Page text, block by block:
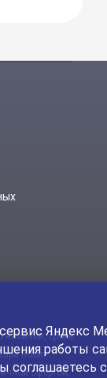
наличии, сроке
носит
офертой,
Яндекс
работы
соглашаетесь